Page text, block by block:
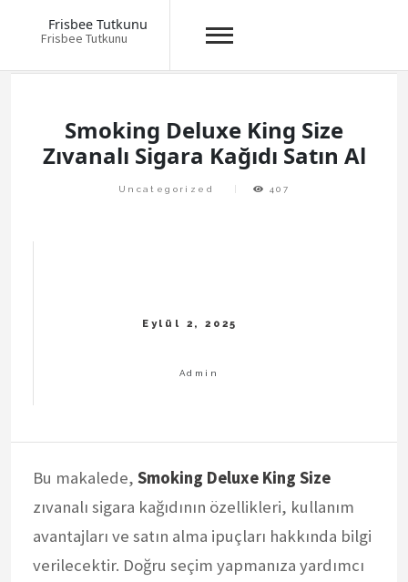
Frisbee Tutkunu
Frisbee Tutkunu
Smoking Deluxe King Size
Zıvanalı Sigara Kağıdı Satın Al
Uncategorized 407
Bu makalede, Smoking Deluxe King Size
zıvanalı sigara kağıdının özellikleri, kullanım
avantajları ve satın alma ipuçları hakkında bilgi
verilecektir. Doğru seçim yapmanıza yardımcı